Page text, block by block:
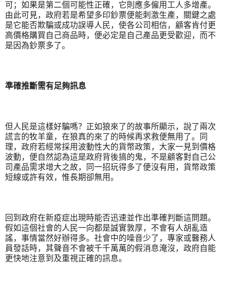
可；如果是第二個可能性正確，它則應多僱用工人多增產。
由此可見，政府若是希望多印鈔票便能刺激生產，關鍵之處
是它能否欺騙或成功誤導人民，使各公司相信，顧客肯付更
高價格購買自己商品時，便必定是自己產品更受歡迎，而不
是因為鈔票多了。
準確推斷需有足夠訊息
但人民是這樣好騙嗎？正如狼來了的故事所顯示，說了兩次
謊言的牧羊童，在狼真的來了的時候再求救便無用了。同
理，政府若經常採用波動性大的貨幣政策，大家一見到價格
波動，便自然認為這是政府背後搞的鬼，不是顧客對自己公
司產品需求增大之故，同一招玩得多了便沒有用，貨幣政策
短線或許有效，惟長期卻無用。
回到政府在新疫症出現時能否迅速並作出準確判斷這問題。
假如這個社會的人民一向都是誠實敦厚，不會有人胡亂造
謠，事情當然好辦得多。社會中的噪音少了，專家或醫務人
員發話時，其聲音不會被千千萬萬的假消息淹沒，政府自能
更快地注意到及重視正確的訊息。